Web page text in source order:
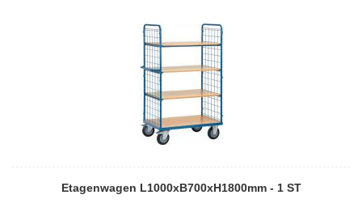
Etagenwagen L1000xB700xH1800mm - 1 ST